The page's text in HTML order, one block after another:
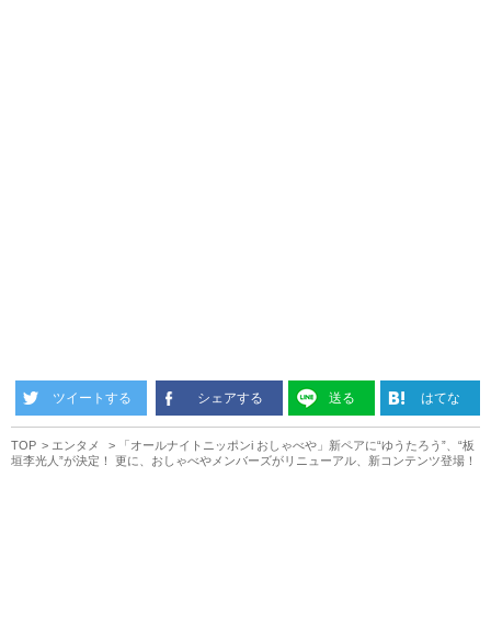
ツイートする シェアする 送る はてな
TOP エンタメ
「オールナイトニッポンi おしゃべや」新ペアに“ゆうたろう”、“板
垣李光人”が決定！ 更に、おしゃべやメンバーズがリニューアル、新コンテンツ登場！